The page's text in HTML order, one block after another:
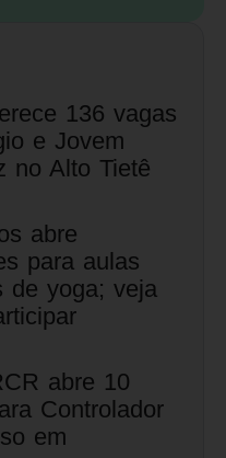
136 vagas
e Jovem
no Alto Tietê
abre
para aulas
de yoga; veja
abre 10
Controlador
em